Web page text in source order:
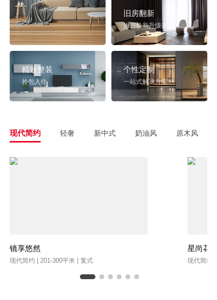
旧房翻新
旧房焕新升级改造
精致整装
拎包入住
个性定制
一站式解决方案
现代简约 轻奢 新中式 奶油风 原木风
镜享悠然
现代简约 | 201-300平米 | 复式
星尚花
现代简约